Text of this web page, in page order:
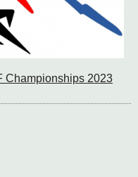
Championships 2023